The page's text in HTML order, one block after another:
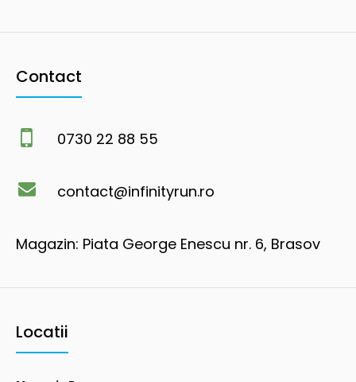
Contact
0730 22 88 55
contact@infinityrun.ro
Magazin: Piata George Enescu nr. 6, Brasov
Locatii